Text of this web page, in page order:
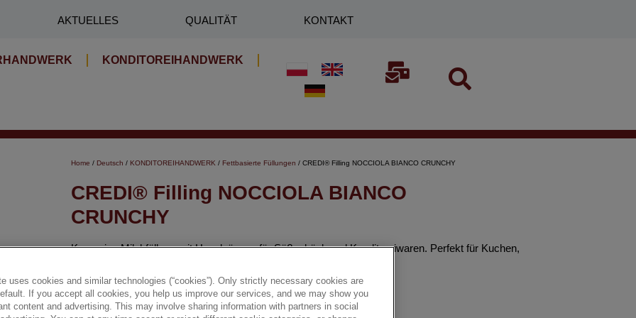
AKTUELLES QUALITÄT KONTAKT
KONDITOREIHANDWERK
Home / Deutsch / KONDITOREIHANDWERK / Fettbasierte Füllungen / CREDI® Filling NOCCIOLA BIANCO CRUNCHY
CREDI® Filling NOCCIOLA BIANCO
CRUNCHY
Knusprige Milchfüllung mit Haselnüssen für Süßgebäck und Konditoreiwaren. Perfekt für Kuchen,
✔ Knusprige Füllung
uses cookies and similar technologies (“cookies”). Only strictly necessary cookies are
If you accept all cookies, you help us improve our services, and we may show you
content and advertising. This may involve sharing information with partners in social